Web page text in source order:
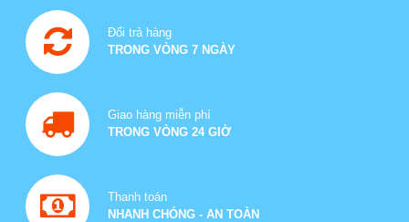
Đổi trả hàng
TRONG VÒNG 7 NGÀY
Giao hàng miễn phí
TRONG VÒNG 24 GIỜ
Thanh toán
NHANH CHÓNG - AN TOÀN